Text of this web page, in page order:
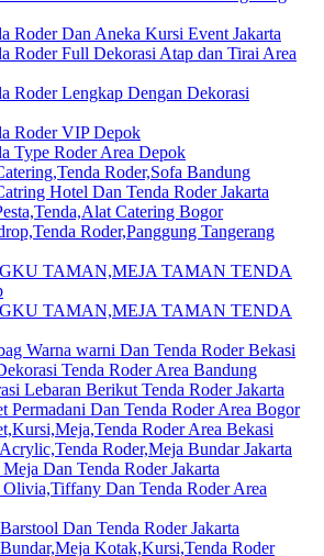
Roder Dan Aneka Kursi Event Jakarta
Roder Full Dekorasi Atap dan Tirai Area
Roder Lengkap Dengan Dekorasi
Roder VIP Depok
Type Roder Area Depok
Roder,Sofa Bandung
Hotel Dan Tenda Roder Jakarta
Catering Bogor
Roder,Panggung Tangerang
TAMAN,MEJA TAMAN TENDA
TAMAN,MEJA TAMAN TENDA
Warna warni Dan Tenda Roder Bekasi
Tenda Roder Area Bandung
Lebaran Berikut Tenda Roder Jakarta
Permadani Dan Tenda Roder Area Bogor
Roder Area Bekasi
Roder,Meja Bundar Jakarta
Dan Tenda Roder Jakarta
Olivia,Tiffany Dan Tenda Roder Area
Dan Tenda Roder Jakarta
Kotak,Kursi,Tenda Roder